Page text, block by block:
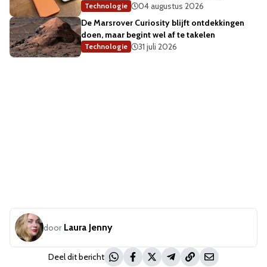
Technologie
04 augustus 2026
De Marsrover Curiosity blijft ontdekkingen
doen, maar begint wel af te takelen
Technologie 31 juli 2026
door Laura Jenny
Deel dit bericht